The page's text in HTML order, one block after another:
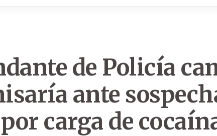
de Policía
ante
carga de